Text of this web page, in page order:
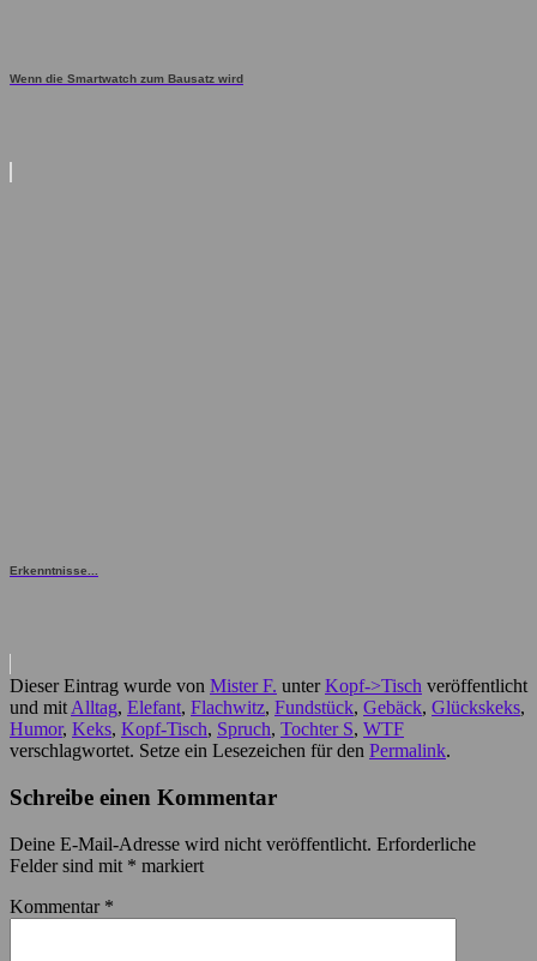
Wenn die Smartwatch zum Bausatz wird
Erkenntnisse...
Dieser Eintrag wurde von Mister F. unterKopf->Tisch veröffentlicht
und mit Alltag, Elefant, Flachwitz, Fundstück, Gebäck, Glückskeks,
Humor, Keks, Kopf-Tisch, Spruch, Tochter S, WTF
verschlagwortet. Setze ein Lesezeichen für den Permalink.
Schreibe einen Kommentar
Deine E-Mail-Adresse wird nicht veröffentlicht. Erforderliche
Felder sind mit * markiert
Kommentar *